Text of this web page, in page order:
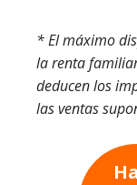
* El máximo
la renta
deducen los
las ventas